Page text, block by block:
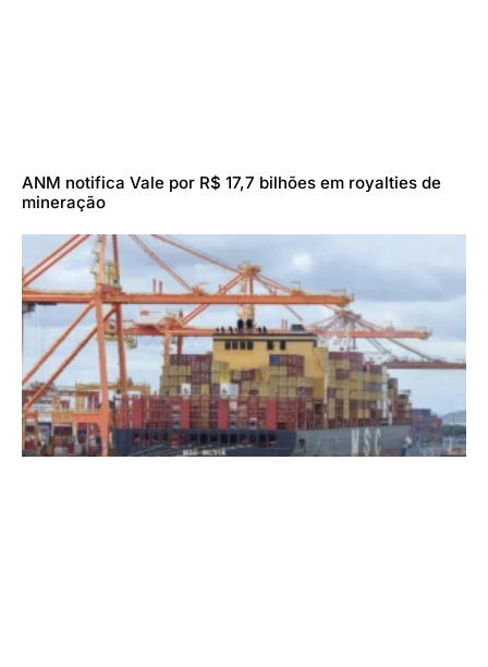
ANM notifica Vale por R$ 17,7 bilhões em royalties de
mineração